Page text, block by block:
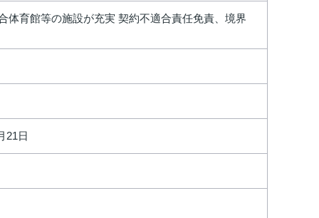
育館等の施設が充実 契約不適合責任免責、境界
21日